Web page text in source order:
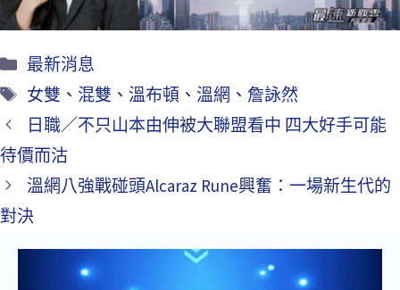
最新消息
女雙 、 混雙 、 溫布頓 、 溫網 、詹詠然
日職／不只山本由伸被大聯盟看中 四大好手可能
待價而沽
溫網八強戰碰頭Alcaraz Rune興奮：一場新生代的
對決